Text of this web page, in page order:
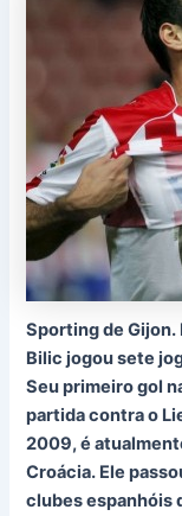
Sporting de Gijon.
Bilic jogou sete
Seu primeiro gol
partida contra o
2009, é
Croácia. Ele
clubes espanhóis